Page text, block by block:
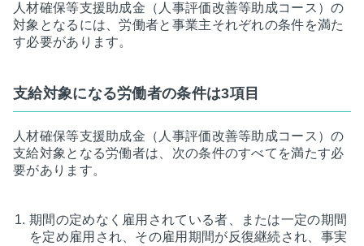
人材確保等支援助成金（人事評価改善等助成コース）の
対象となるには、労働者と事業主それぞれの条件を満た
す必要があります。
支給対象になる労働者の条件は3項目
人材確保等支援助成金（人事評価改善等助成コース）の
支給対象となる労働者は、次の条件のすべてを満たす必
要があります。
期間の定めなく雇用されている者、または一定の期間
を定め雇用され、その雇用期間が反復継続され、事実